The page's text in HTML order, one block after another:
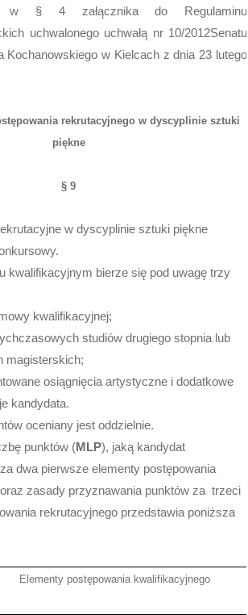
w § 4 załącznika do Regulaminu
uchwalonego uchwałą nr 10/2012Senatu
Kochanowskiego w Kielcach z dnia 23 lutego
rekrutacyjnego w dyscyplinie sztuki
piękne
§ 9
w dyscyplinie sztuki piękne
kwalifikacyjnym bierze się pod uwagę trzy
kwalifikacyjnej;
studiów drugiego stopnia lub
magisterskich;
osiągnięcia artystyczne i dodatkowe
kandydata.
oceniany jest oddzielnie.
punktów (MLP), jaką kandydat
dwa pierwsze elementy postępowania
zasady przyznawania punktów za trzeci
rekrutacyjnego przedstawia poniższa
Elementy postępowania kwalifikacyjnego